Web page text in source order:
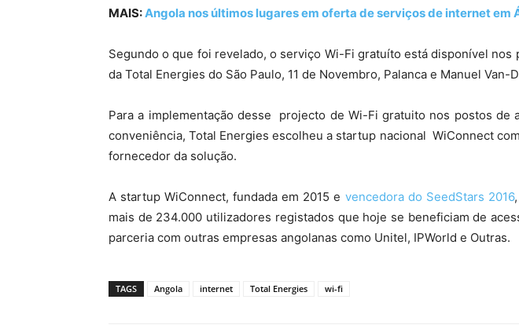
MAIS:Angola nos últimos lugares em oferta de serviços de internet em
Segundo o que foi revelado, o serviço Wi-Fi gratuíto está disponível nos
da Total Energies do São Paulo, 11 de Novembro, Palanca e Manuel Van-
Para a implementação desse projecto de Wi-Fi gratuito nos postos de
conveniência, Total Energies escolheu a startup nacional WiConnect
fornecedor da solução.
A startup WiConnect, fundada em 2015 e vencedora do SeedStars 2016
mais de 234.000 utilizadores registados que hoje se beneficiam de
parceria com outras empresas angolanas como Unitel, IPWorld e Outras.
TAGS Angola internet Total Energies wi-fi